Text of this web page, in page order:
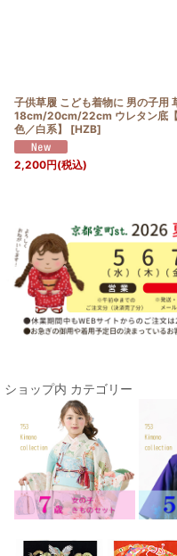
子供草履 こども着物に 男の子用
18cm/20cm/22cm ウレタン底
色／白系】
[HZB]
2,200円(税込)
ショップ内 カテゴリー